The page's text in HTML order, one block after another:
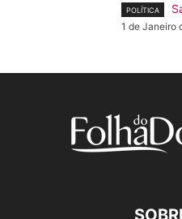
POLÍTICA
1 de Janeiro